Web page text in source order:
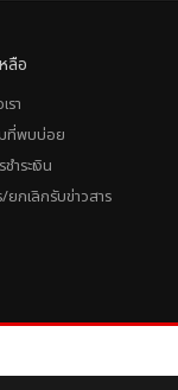
ลือ
รา
ที่พบบ่อย
ำระเงิน
ยกเลิกรับข่าวสาร